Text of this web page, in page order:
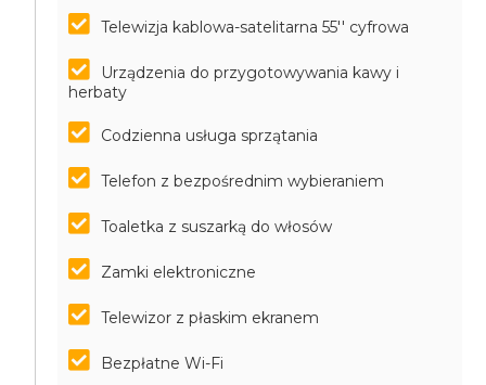
Telewizja kablowa-satelitarna 55'' cyfrowa
Urządzenia do przygotowywania kawy i
herbaty
Codzienna usługa sprzątania
Telefon z bezpośrednim wybieraniem
Toaletka z suszarką do włosów
Zamki elektroniczne
Telewizor z płaskim ekranem
Bezpłatne Wi-Fi